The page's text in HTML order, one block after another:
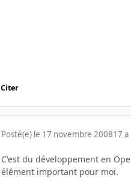
Citer
Posté(e) le 17 novembre 200817 a
C'est du développement en
élément important pour moi.